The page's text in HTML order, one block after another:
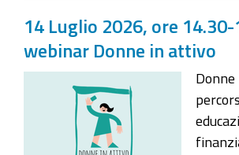
14 Luglio 2026, ore 14.30-
webinar Donne in attivo